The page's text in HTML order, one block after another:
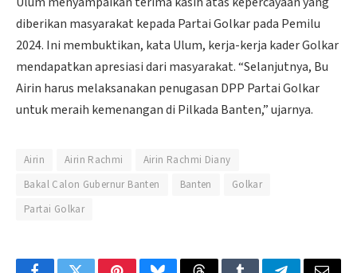
diberikan masyarakat kepada Partai Golkar pada Pemilu
2024. Ini membuktikan, kata Ulum, kerja-kerja kader Golkar
mendapatkan apresiasi dari masyarakat. “Selanjutnya, Bu
Airin harus melaksanakan penugasan DPP Partai Golkar
untuk meraih kemenangan di Pilkada Banten,” ujarnya.
Airin Airin Rachmi
Airin Rachmi Diany
Bakal Calon Gubernur Banten
Banten
Golkar
Partai Golkar